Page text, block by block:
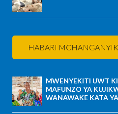
HABARI
MWENYEKITI UWT
MAFUNZO YA
WANAWAKE KATA